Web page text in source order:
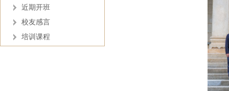
近期开班
校友感言
培训课程